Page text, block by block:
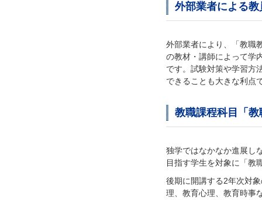
外部業者による
外部業者により、「教職
の教材・講師によって学
です。試験対策や学習方
できることも大きな利点
教職課程科目「
独学ではなかなか進展し
目指す学生を対象に「
後期に開講する2年次対
理、教育心理、教育時事